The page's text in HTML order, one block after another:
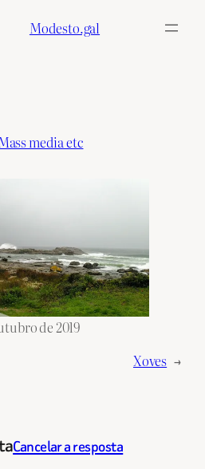
Modesto.gal
media etc
de 2019
Xoves →
Cancelar a resposta